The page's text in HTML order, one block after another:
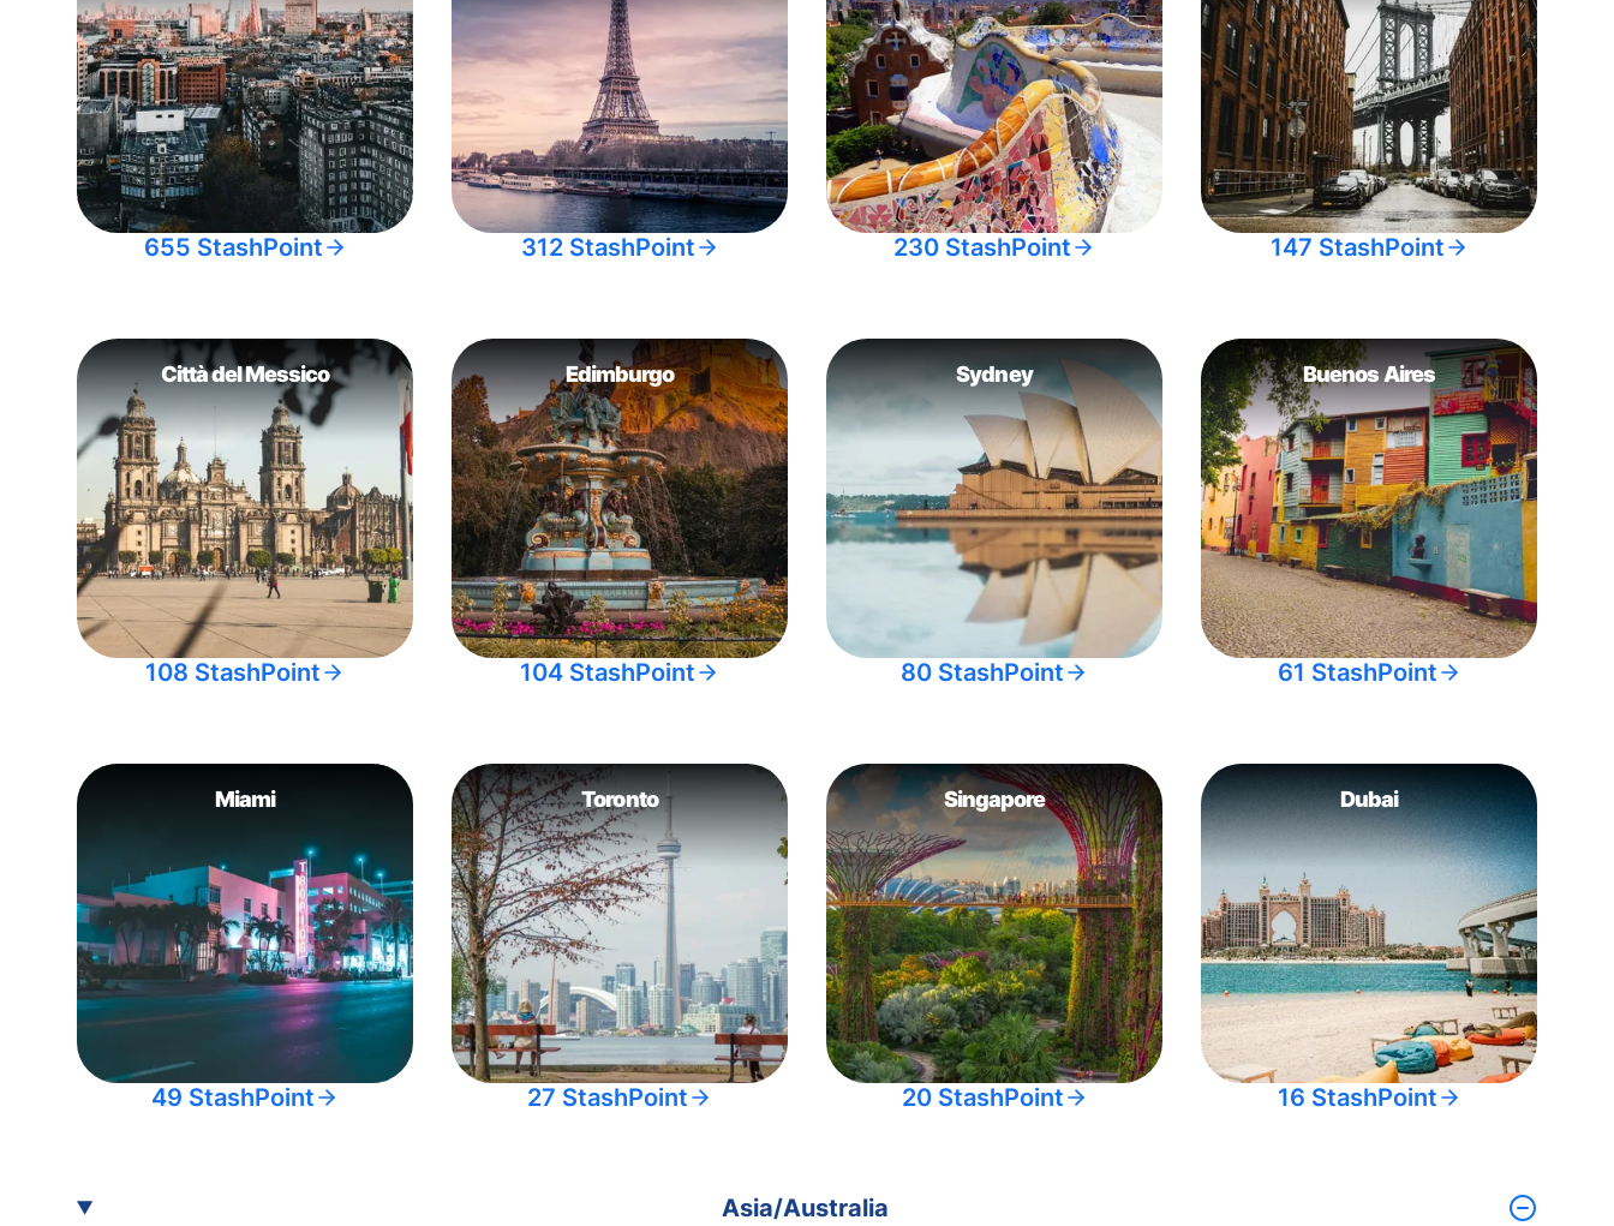
655 StashPoint 312 StashPoint 230 StashPoint 147 StashPoint
Città del Messico
108 StashPoint
Edimburgo
104 StashPoint
Sydney
80 StashPoint
Buenos Aires
61 StashPoint
Miami
49 StashPoint
Toronto
27 StashPoint
Singapore
20 StashPoint
Dubai
16 StashPoint
Asia/Australia